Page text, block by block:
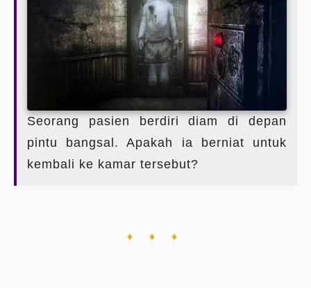
Seorang pasien berdiri diam di depan
pintu bangsal. Apakah ia berniat untuk
kembali ke kamar tersebut?
♦ ♦ ♦